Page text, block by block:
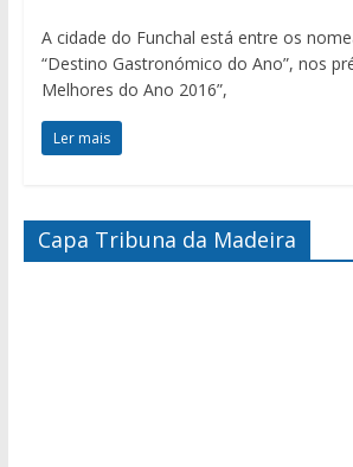
A cidade do Funchal está entre os
“Destino Gastronómico do Ano”, nos
Melhores do Ano 2016”,
Ler mais
Capa Tribuna da Madeira